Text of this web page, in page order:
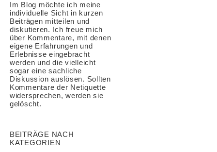
Im Blog möchte ich meine
individuelle Sicht in kurzen
Beiträgen mitteilen und
diskutieren. Ich freue mich
über Kommentare, mit denen
eigene Erfahrungen und
Erlebnisse eingebracht
werden und die vielleicht
sogar eine sachliche
Diskussion auslösen. Sollten
Kommentare der Netiquette
widersprechen, werden sie
gelöscht.
BEITRÄGE NACH
KATEGORIEN